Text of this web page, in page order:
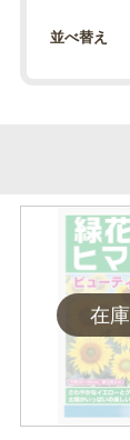
並べ替え